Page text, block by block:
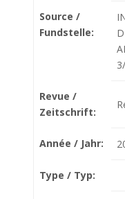
Source /
Fundstelle:
Revue /
Zeitschrift:
Année / Jahr:
Type / Typ: